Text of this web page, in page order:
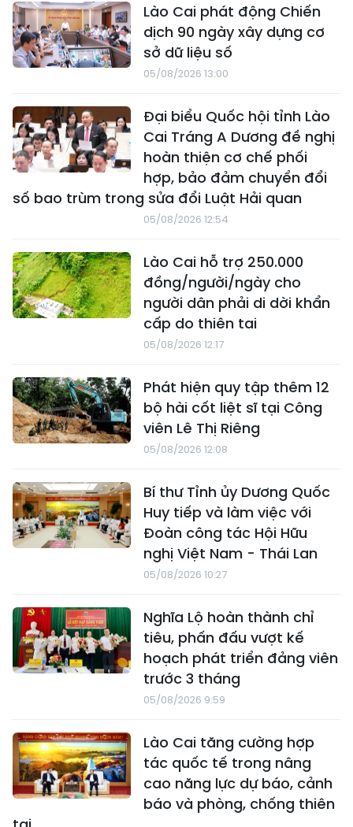
Lào Cai phát động Chiến
dịch 90 ngày xây dựng cơ
sở dữ liệu số
05/08/2026 13:00
Đại biểu Quốc hội tỉnh Lào
Cai Tráng A Dương đề nghị
hoàn thiện cơ chế phối
hợp, bảo đảm chuyển đổi
số bao trùm trong sửa đổi Luật Hải quan
05/08/2026 12:54
Lào Cai hỗ trợ 250.000
đồng/người/ngày cho
người dân phải di dời khẩn
cấp do thiên tai
05/08/2026 12:17
Phát hiện quy tập thêm 12
bộ hài cốt liệt sĩ tại Công
viên Lê Thị Riêng
05/08/2026 12:08
Bí thư Tỉnh ủy Dương Quốc
Huy tiếp và làm việc với
Đoàn công tác Hội Hữu
nghị Việt Nam - Thái Lan
05/08/2026 10:27
Nghĩa Lộ hoàn thành chỉ
tiêu, phấn đấu vượt kế
hoạch phát triển đảng viên
trước 3 tháng
05/08/2026 9:59
Lào Cai tăng cường hợp
tác quốc tế trong nâng
cao năng lực dự báo, cảnh
báo và phòng, chống thiên